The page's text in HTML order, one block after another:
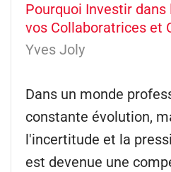
Pourquoi Investir dans
vos Collaboratrices et
Yves Joly
Dans un monde
constante évolution,
l'incertitude et la
est devenue une